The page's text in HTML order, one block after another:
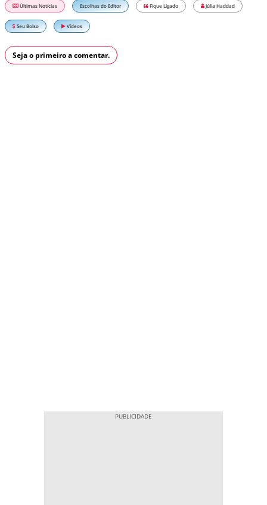
Últimas Notícias Escolhas do Editor Fique Ligado Júlia Haddad
Seu Bolso Vídeos
Seja o primeiro a comentar.